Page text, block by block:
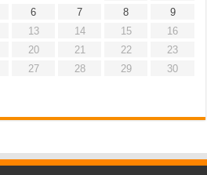
6 7 8
9
13 14 15
16
20 21 22
23
27 28 29
30